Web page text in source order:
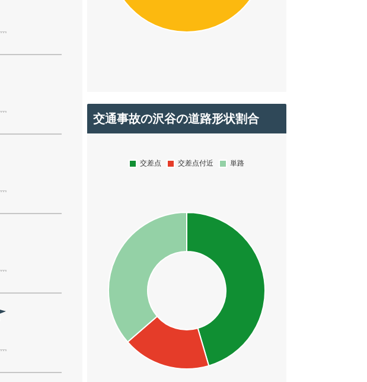
交通事故の沢谷の道路形状割合